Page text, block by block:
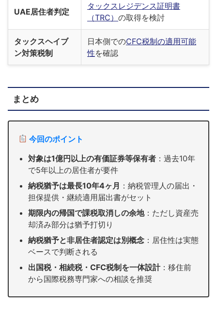
UAE居住者判定
タックスレジデンス証明書
（TRC） の取得を検討
タックスヘイブ
ン対策税制
日本側でのCFC税制の適用可能
性を確認
まとめ
今回のポイント
対象は1億円以上の有価証券等保有者 ：過去10年
で5年以上の居住者が要件
納税猶予は最長10年4ヶ月 ：納税管理人の届出・
担保提供・継続適用届出書がセット
期限内の帰国で課税取消しの余地：ただし資産売
却済み部分は猶予打切り
納税猶予と非居住者認定は別概念 ：居住性は実態
ベースで判断される
出国税・相続税・CFC税制を一体設計：移住前
から国際税務専門家への相談を推奨